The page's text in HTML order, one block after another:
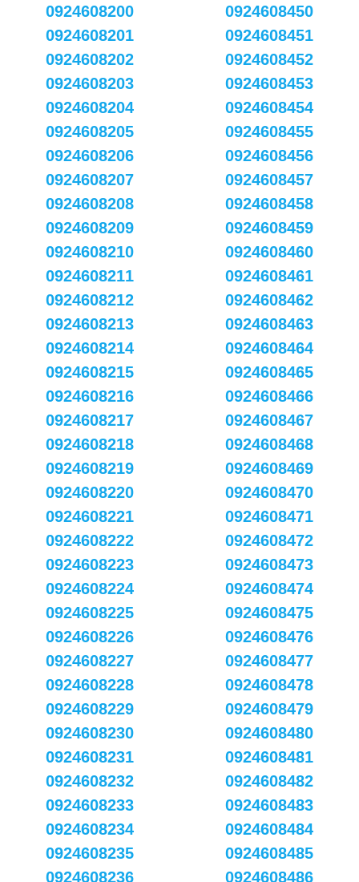
0924608200
0924608201
0924608202
0924608203
0924608204
0924608205
0924608206
0924608207
0924608208
0924608209
0924608210
0924608211
0924608212
0924608213
0924608214
0924608215
0924608216
0924608217
0924608218
0924608219
0924608220
0924608221
0924608222
0924608223
0924608224
0924608225
0924608226
0924608227
0924608228
0924608229
0924608230
0924608231
0924608232
0924608233
0924608234
0924608235
0924608236
0924608450
0924608451
0924608452
0924608453
0924608454
0924608455
0924608456
0924608457
0924608458
0924608459
0924608460
0924608461
0924608462
0924608463
0924608464
0924608465
0924608466
0924608467
0924608468
0924608469
0924608470
0924608471
0924608472
0924608473
0924608474
0924608475
0924608476
0924608477
0924608478
0924608479
0924608480
0924608481
0924608482
0924608483
0924608484
0924608485
0924608486